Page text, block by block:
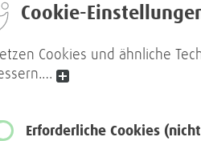
Cookie-
Cookies und ähnliche
…
Erforderliche Cookies